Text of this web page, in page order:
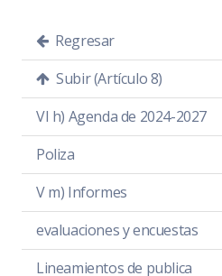
Regresar
Subir (Artículo 8)
VI h) Agenda de 2024-2027
Poliza
V m) Informes
evaluaciones y encuestas
Lineamientos de publica